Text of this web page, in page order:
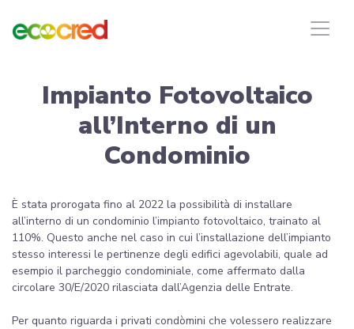
Impianto Fotovoltaico
all’Interno di un
Condominio
È stata prorogata fino al 2022 la possibilità di installare
all’interno di un condominio l’impianto fotovoltaico, trainato al
110%. Questo anche nel caso in cui l’installazione dell’impianto
stesso interessi le pertinenze degli edifici agevolabili, quale ad
esempio il parcheggio condominiale, come affermato dalla
circolare 30/E/2020 rilasciata dall’Agenzia delle Entrate.
Per quanto riguarda i privati condòmini che volessero realizzare